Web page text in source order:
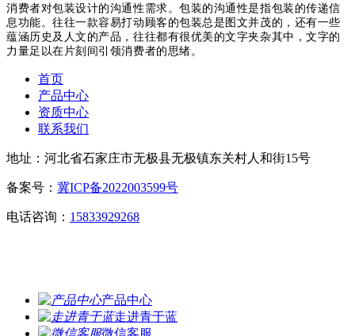
消费者对包装设计的沟通性需求。包装的沟通性是指包装的传递信
息功能。往往一款容易打动顾客的包装总是图文并茂的，还有一些
蕴涵历史及人文的产品，往往都有很优美的文字夹杂其中，文字的
力量足以在片刻间引领消费者的思绪。
首页
产品中心
资质中心
联系我们
地址：河北省石家庄市无极县无极镇东关村人和街15号
备案号： 冀ICP备2022003599号
电话咨询： 15833929268
产品中心
走进青于蓝
微信客服